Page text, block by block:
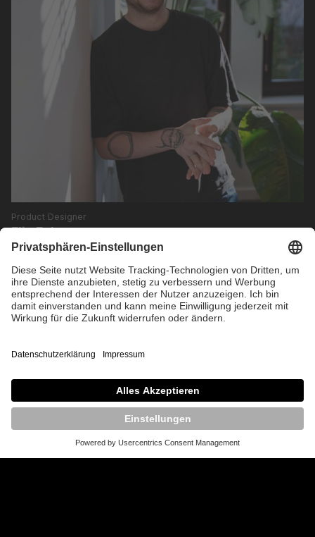
Product Designer
Elia Faber
LinkedIn